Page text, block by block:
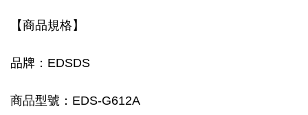
【商品規格】
品牌：EDSDS
商品型號：EDS-G612A